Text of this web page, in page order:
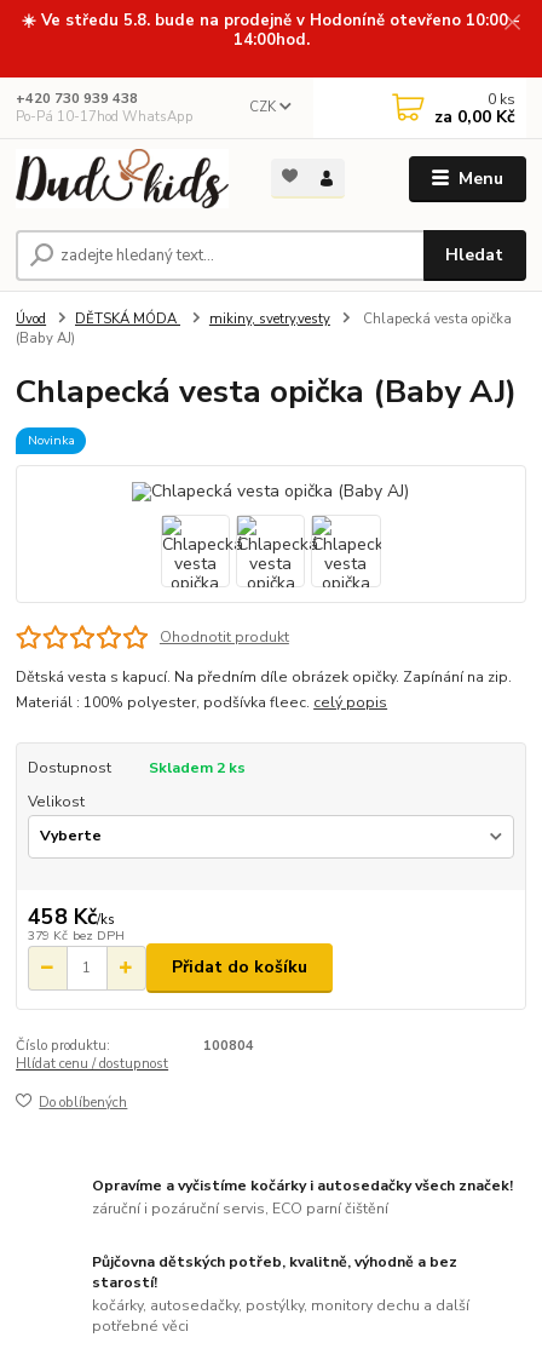
☀️ Ve středu 5.8. bude na prodejně v Hodoníně otevřeno 10:00 -
14:00hod.
Menu
CZK
Hledat
+420 730 939 438
Po-Pá 10-17hod WhatsApp
0 ks
za 0,00 Kč
Úvod DĚTSKÁ MÓDA mikiny, svetry,vesty
Chlapecká vesta opička
(Baby AJ)
Chlapecká vesta opička (Baby AJ)
Novinka
Ohodnotit produkt
Dětská vesta s kapucí. Na předním díle obrázek opičky. Zapínání na zip.
Materiál : 100% polyester, podšívka fleec. celý popis
Dostupnost
Skladem 2 ks
Velikost
458 Kč/ks
379 Kč bez DPH
Přidat do košíku
Číslo produktu:
100804
Hlídat cenu / dostupnost
Do oblíbených
Opravíme a vyčistíme kočárky i autosedačky všech značek!
záruční i pozáruční servis, ECO parní čištění
Půjčovna dětských potřeb, kvalitně, výhodně a bez
starostí!
kočárky, autosedačky, postýlky, monitory dechu a další
potřebné věci